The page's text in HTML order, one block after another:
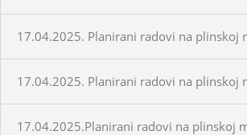
17.04.2025. Planirani radovi na plinskoj
17.04.2025. Planirani radovi na plinskoj
17.04.2025.Planirani radovi na plinskoj